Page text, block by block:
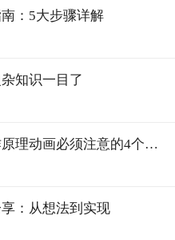
：5大步骤详解
知识一目了
避免踩坑！制作医疗器械工作原理动画必须注意的4个事项
：从想法到实现